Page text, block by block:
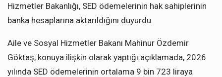
Hizmetler Bakanlığı, SED ödemelerinin hak sahiplerinin
banka hesaplarına aktarıldığını duyurdu.
Aile ve Sosyal Hizmetler Bakanı Mahinur Özdemir
Göktaş, konuya ilişkin olarak yaptığı açıklamada, 2026
yılında SED ödemelerinin ortalama 9 bin 723 liraya